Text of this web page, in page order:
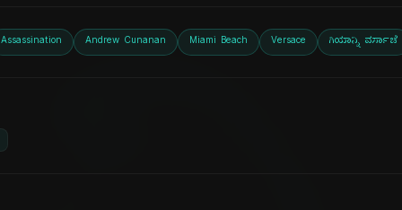
Assassination Andrew Cunanan Miami Beach Versace ಗಿಯಾನ್ನಿ ವರ್ಸಾಚೆ